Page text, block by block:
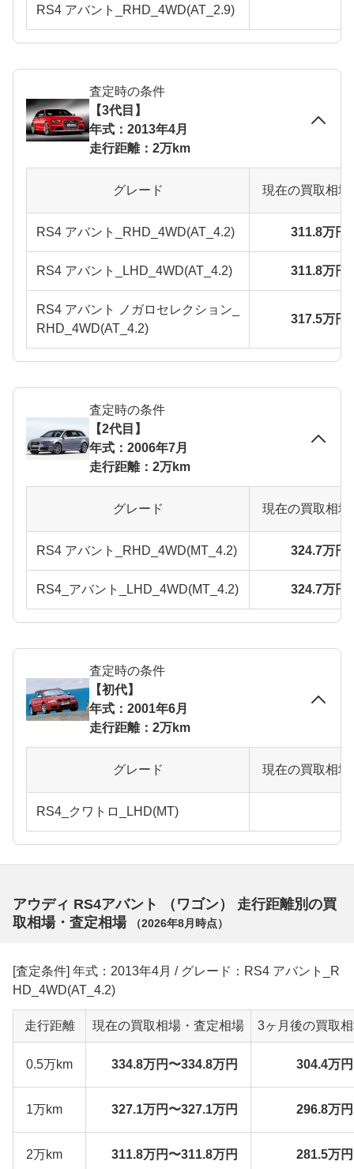
RS4 アバント_RHD_4WD(AT_2.9)
査定時の条件
【3代目】
年式：2013年4月
走行距離：2万km
グレード 現在の買取相
RS4 アバント_RHD_4WD(AT_4.2) 311.8万円
RS4 アバント_LHD_4WD(AT_4.2) 311.8万円
RS4 アバント ノガロセレクション_
RHD_4WD(AT_4.2)
317.5万円
査定時の条件
【2代目】
年式：2006年7月
走行距離：2万km
グレード 現在の買取相
RS4 アバント_RHD_4WD(MT_4.2) 324.7万円
RS4_アバント_LHD_4WD(MT_4.2) 324.7万円
査定時の条件
【初代】
年式：2001年6月
走行距離：2万km
グレード 現在の買取相
RS4_クワトロ_LHD(MT)
アウディ RS4アバント （ワゴン） 走行距離別の買
取相場・査定相場
（2026年8月 時点）
[査定条件] 年式：2013年4月 / グレード：RS4 アバント_R
HD_4WD(AT_4.2)
走行距離 現在の買取相場・査定相場 3ヶ月後の買取
0.5万km 334.8万円〜334.8万円 304.4万
1万km 327.1万円〜327.1万円 296.8万
2万km 311.8万円〜311.8万円 281.5万